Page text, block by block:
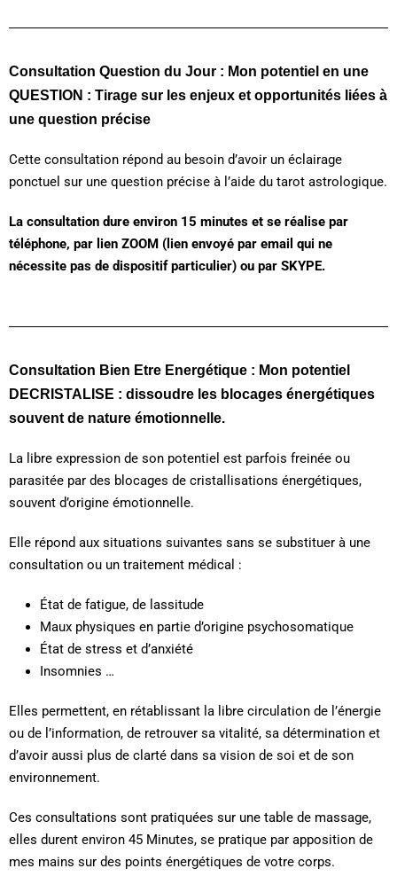
Consultation Question du Jour : Mon potentiel en une
QUESTION : Tirage sur les enjeux et opportunités liées à
une question précise
Cette consultation répond au besoin d’avoir un éclairage
ponctuel sur une question précise à l’aide du tarot astrologique.
La consultation dure environ 15 minutes et se réalise par
téléphone, par lien ZOOM (lien envoyé par email qui ne
nécessite pas de dispositif particulier) ou par SKYPE.
Consultation Bien Etre Energétique : Mon potentiel
DECRISTALISE : dissoudre les blocages énergétiques
souvent de nature émotionnelle.
La libre expression de son potentiel est parfois freinée ou
parasitée par des blocages de cristallisations énergétiques,
souvent d’origine émotionnelle.
Elle répond aux situations suivantes sans se substituer à une
consultation ou un traitement médical :
État de fatigue, de lassitude
Maux physiques en partie d’origine psychosomatique
État de stress et d’anxiété
Insomnies …
Elles permettent, en rétablissant la libre circulation de l’énergie
ou de l’information, de retrouver sa vitalité, sa détermination et
d’avoir aussi plus de clarté dans sa vision de soi et de son
environnement.
Ces consultations sont pratiquées sur une table de massage,
elles durent environ 45 Minutes, se pratique par apposition de
mes mains sur des points énergétiques de votre corps.